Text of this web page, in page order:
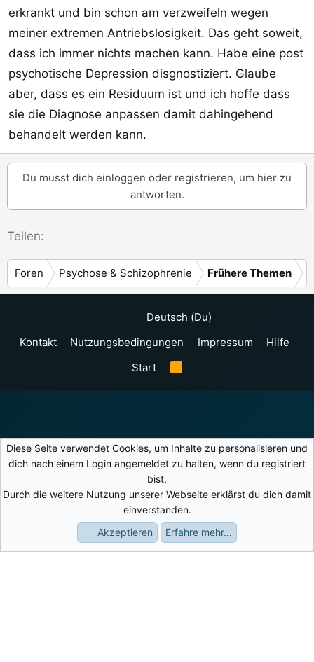
erkrankt und bin schon am verzweifeln wegen
meiner extremen Antriebslosigkeit. Das geht soweit,
dass ich immer nichts machen kann. Habe eine post
psychotische Depression disgnostiziert. Glaube
aber, dass es ein Residuum ist und ich hoffe dass
sie die Diagnose anpassen damit dahingehend
behandelt werden kann.
Du musst dich einloggen oder registrieren, um hier zu
antworten.
Teilen:
Foren Psychose & Schizophrenie Frühere Themen
Deutsch (Du)
Kontakt
Nutzungsbedingungen Impressum
Hilfe
Start
R
Anmelden Registrieren
Diese Seite verwendet Cookies, um Inhalte zu personalisieren und
dich nach einem Login angemeldet zu halten, wenn du registriert
bist.
Durch die weitere Nutzung unserer Webseite erklärst du dich damit
einverstanden.
Akzeptieren
Erfahre mehr…